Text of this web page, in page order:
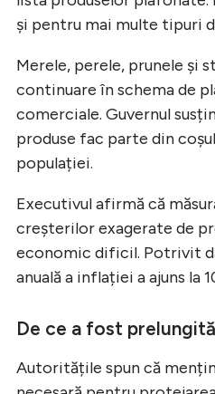
și pentru mai multe tipuri
Merele, perele, prunele și
continuare în schema de
comerciale. Guvernul
produse fac parte din
populației.
Executivul afirmă că
creșterilor exagerate de
economic dificil. Potrivit
anuală a inflației a ajuns la
De ce a fost
Autoritățile spun că